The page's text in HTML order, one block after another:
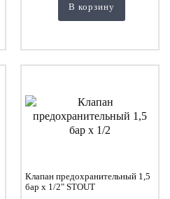
В корзину
Клапан предохранительный 1,5
бар х 1/2" STOUT